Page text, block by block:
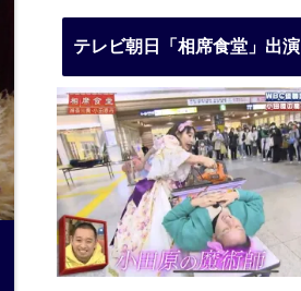
テレビ朝日「相席食堂」出演